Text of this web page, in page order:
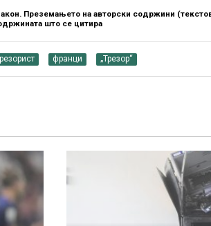
Преземањето на авторски содржини
што се цитира
франци „Трезор“